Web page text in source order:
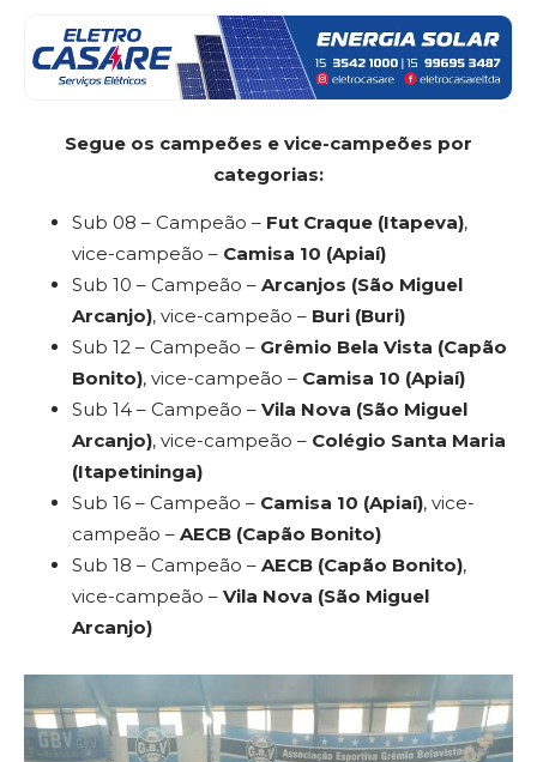
Segue os campeões e vice-campeões por
categorias:
Sub 08 – Campeão – Fut Craque (Itapeva),
vice-campeão – Camisa 10 (Apiaí)
Sub 10 – Campeão – Arcanjos (São Miguel
Arcanjo), vice-campeão – Buri (Buri)
Sub 12 – Campeão – Grêmio Bela Vista (Capão
Bonito), vice-campeão – Camisa 10 (Apiaí)
Sub 14 – Campeão – Vila Nova (São Miguel
Arcanjo), vice-campeão – Colégio Santa Maria
(Itapetininga)
Sub 16 – Campeão – Camisa 10 (Apiaí), vice-
campeão – AECB (Capão Bonito)
Sub 18 – Campeão – AECB (Capão Bonito),
vice-campeão – Vila Nova (São Miguel
Arcanjo)